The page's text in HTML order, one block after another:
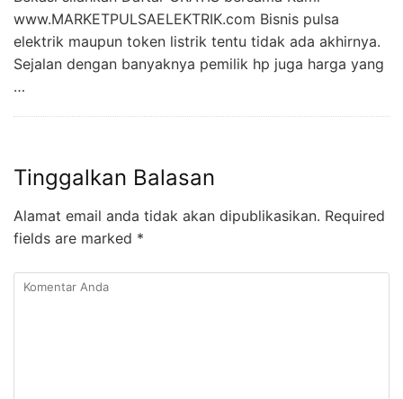
www.MARKETPULSAELEKTRIK.com Bisnis pulsa
elektrik maupun token listrik tentu tidak ada akhirnya.
Sejalan dengan banyaknya pemilik hp juga harga yang
…
Tinggalkan Balasan
Alamat email anda tidak akan dipublikasikan. Required
fields are marked *